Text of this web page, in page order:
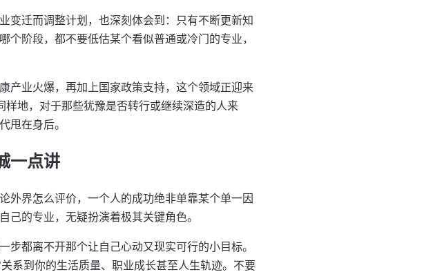
变迁而调整计划，也深刻体会到：只有不断更新知
阶段，都不要低估某个看似普通或冷门的专业，
产业火爆，再加上国家政策支持，这个领域正迎来
样地，对于那些犹豫是否转行或继续深造的人来
甩在身后。
一点讲
外界怎么评价，一个人的成功绝非单靠某个单一因
己的专业，无疑扮演着极其关键角色。
步都离不开那个让自己心动又现实可行的小目标。
系到你的生活质量、职业成长甚至人生轨迹。不要